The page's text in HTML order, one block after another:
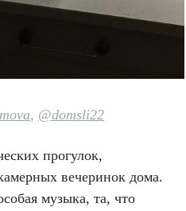
, @domsli22
прогулок,
вечеринок дома.
музыка, та, что